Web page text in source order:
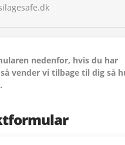
nedenfor, hvis du har
vender vi tilbage til dig så